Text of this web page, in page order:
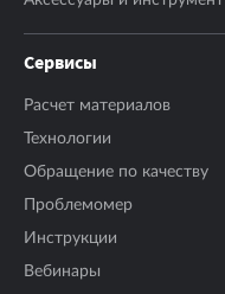
Сервисы
Расчет материалов
Технологии
Обращение по качеству
Проблемомер
Инструкции
Вебинары